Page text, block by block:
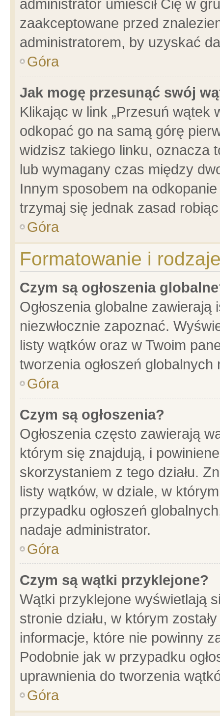
administrator umieścił Cię w
zaakceptowane przed
administratorem, by uzyskać
Góra
Jak mogę przesunąć swój
Klikając w link „Przesuń wątek
odkopać go na samą górę
widzisz takiego linku, oznacza
lub wymagany czas między
Innym sposobem na
trzymaj się jednak zasad
Góra
Formatowanie i
Czym są ogłoszenia
Ogłoszenia globalne
niezwłocznie zapoznać.
listy wątków oraz w Twoim
tworzenia ogłoszeń
Góra
Czym są ogłoszenia?
Ogłoszenia często zawierają
którym się znajdują, i
skorzystaniem z tego działu.
listy wątków, w dziale, w
przypadku ogłoszeń
nadaje administrator.
Góra
Czym są wątki przyklejone?
Wątki przyklejone wyświetlają
stronie działu, w którym
informacje, które nie powinny
Podobnie jak w przypadku
uprawnienia do tworzenia
Góra